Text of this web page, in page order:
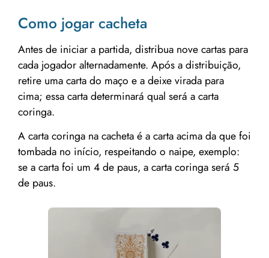
Como jogar cacheta
Antes de iniciar a partida, distribua nove cartas para
cada jogador alternadamente. Após a distribuição,
retire uma carta do maço e a deixe virada para
cima; essa carta determinará qual será a carta
coringa.
A carta coringa na cacheta é a carta acima da que foi
tombada no início, respeitando o naipe, exemplo:
se a carta foi um 4 de paus, a carta coringa será 5
de paus.